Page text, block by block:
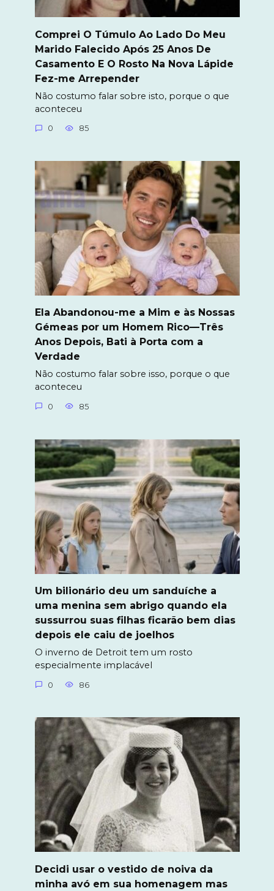
Comprei O Túmulo Ao Lado Do Meu
Marido Falecido Após 25 Anos De
Casamento E O Rosto Na Nova Lápide
Fez-me Arrepender
Não costumo falar sobre isto, porque o que
aconteceu
0 85
Ela Abandonou-me a Mim e às Nossas
Gémeas por um Homem Rico—Três
Anos Depois, Bati à Porta com a
Verdade
Não costumo falar sobre isso, porque o que
aconteceu
0 85
Um bilionário deu um sanduíche a
uma menina sem abrigo quando ela
sussurrou suas filhas ficarão bem dias
depois ele caiu de joelhos
O inverno de Detroit tem um rosto
especialmente implacável
0 86
Decidi usar o vestido de noiva da
minha avó em sua homenagem mas